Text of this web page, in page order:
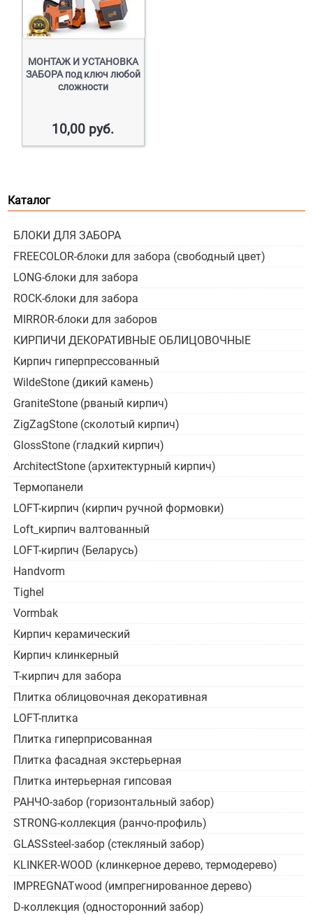
МОНТАЖ И УСТАНОВКА
ЗАБОРА под ключ любой
сложности
10,00 руб.
Каталог
БЛОКИ ДЛЯ ЗАБОРА
FREECOLOR-блоки для забора (свободный цвет)
LONG-блоки для забора
ROCK-блоки для забора
MIRROR-блоки для заборов
КИРПИЧИ ДЕКОРАТИВНЫЕ ОБЛИЦОВОЧНЫЕ
Кирпич гиперпрессованный
WildeStone (дикий камень)
GraniteStone (рваный кирпич)
ZigZagStone (сколотый кирпич)
GlossStone (гладкий кирпич)
ArchitectStone (архитектурный кирпич)
Термопанели
LOFT-кирпич (кирпич ручной формовки)
Loft_кирпич валтованный
LOFT-кирпич (Беларусь)
Handvorm
Tighel
Vormbak
Кирпич керамический
Кирпич клинкерный
Т-кирпич для забора
Плитка облицовочная декоративная
LOFT-плитка
Плитка гиперприсованная
Плитка фасадная экстерьерная
Плитка интерьерная гипсовая
РАНЧО-забор (горизонтальный забор)
STRONG-коллекция (ранчо-профиль)
GLASSsteel-забор (стекляный забор)
KLINKER-WOOD (клинкерное дерево, термодерево)
IMPREGNATwood (импрегнированное дерево)
D-коллекция (односторонний забор)